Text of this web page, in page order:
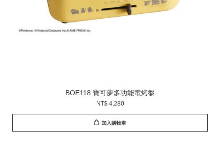
BOE118 寶可夢多功能電烤盤
NT$ 4,280
加入購物車